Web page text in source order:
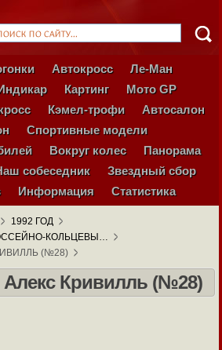
Автокросс
Ле-Ман
Картинг
Мото GP
Кэмел-трофи
Автосалон
Спортивные модели
Вокруг колес
Панорама
собеседник
Звездный сбор
Информация Статистика
1992 ГОД
КОЛЬЦЕВЫ…
(№28)
Кривилль (№28)